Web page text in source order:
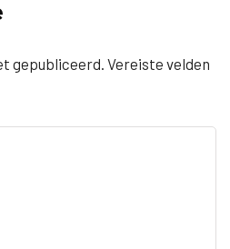
gepubliceerd. Vereiste velden